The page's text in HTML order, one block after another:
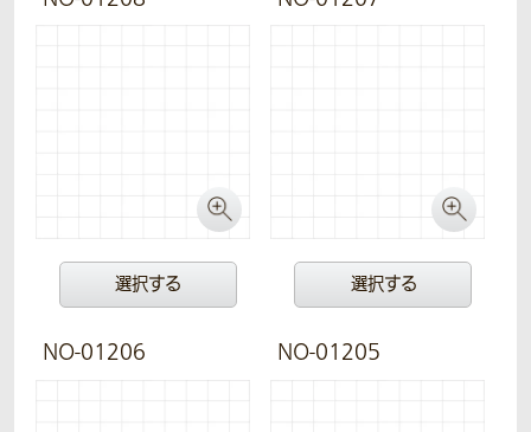
選択する 選択する
NO-01206 NO-01205